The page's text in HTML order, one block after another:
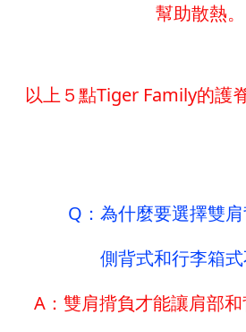
幫助散熱。
以上５點Tiger Family的護
Q：為什麼要選擇雙
側背式和行李箱式
A：雙肩揹負才能讓肩部和